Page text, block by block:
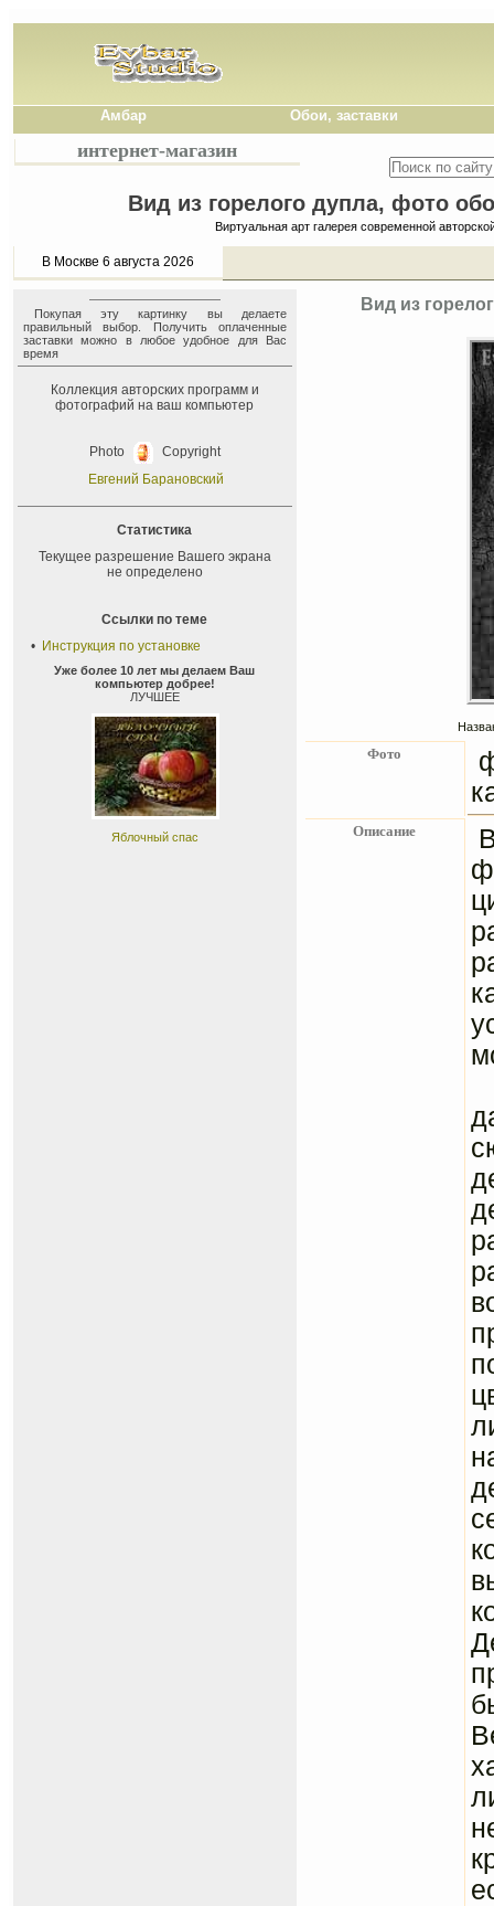
Амбар Обои, заставки
интернет-магазин
Вид из горелого дупла, фото
Виртуальная арт галерея современной
В Москве 6 августа 2026
Покупая эту картинку вы делаете
правильный выбор. Получить оплаченные
заставки можно в любое удобное для Вас
время
Коллекция авторских программ и
фотографий на ваш компьютер
Photo
Copyright
Евгений Барановский
Статистика
Текущее разрешение Вашего экрана
не определено
Ссылки по теме
• Инструкция по установке
Уже более 10 лет мы делаем Ваш
компьютер добрее!
ЛУЧШЕЕ
Яблочный спас
Вид из
Фото
Описание